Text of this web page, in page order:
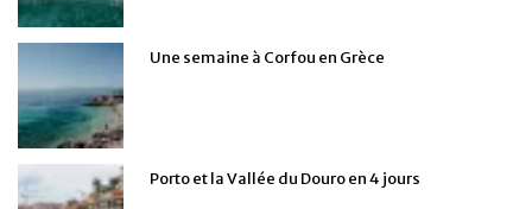
Une semaine à Corfou en Grèce
Porto et la Vallée du Douro en 4 jours